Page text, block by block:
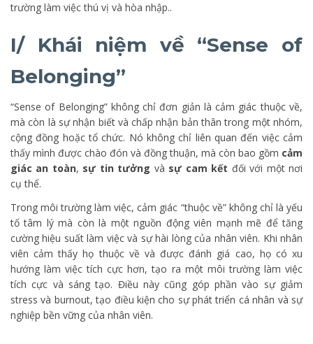
trường làm việc thú vị và hòa nhập..
I/ Khái niệm về “Sense of
Belonging”
“Sense of Belonging” không chỉ đơn giản là cảm giác thuộc về,
mà còn là sự nhận biết và chấp nhận bản thân trong một nhóm,
cộng đồng hoặc tổ chức. Nó không chỉ liên quan đến việc cảm
thấy mình được chào đón và đồng thuận, mà còn bao gồm cảm
giác an toàn, sự tin tưởng và sự cam kết đối với một nơi
cụ thể.
Trong môi trường làm việc, cảm giác “thuộc về” không chỉ là yếu
tố tâm lý mà còn là một nguồn động viên mạnh mẽ để tăng
cường hiệu suất làm việc và sự hài lòng của nhân viên. Khi nhân
viên cảm thấy họ thuộc về và được đánh giá cao, họ có xu
hướng làm việc tích cực hơn, tạo ra một môi trường làm việc
tích cực và sáng tạo. Điều này cũng góp phần vào sự giảm
stress và burnout, tạo điều kiện cho sự phát triển cá nhân và sự
nghiệp bền vững của nhân viên.